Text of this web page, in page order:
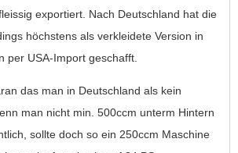
exportiert. Nach Deutschland hat die
höchstens als verkleidete Version in
per USA-Import geschafft.
das man in Deutschland als kein
man nicht min. 500ccm unterm Hintern
sollte doch so ein 250ccm Maschine